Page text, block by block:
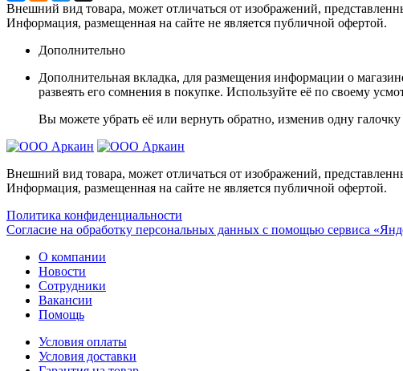
Внешний вид товара, может отличаться от изображений,
Информация, размещенная на сайте не является публичной офертой.
Дополнительно
Дополнительная вкладка, для размещения информации о
развеять его сомнения в покупке. Используйте её по своему
Вы можете убрать её или вернуть обратно, изменив одну
Внешний вид товара, может отличаться от изображений,
Информация, размещенная на сайте не является публичной офертой.
Политика конфиденциальности
Согласие на обработку персональных данных с помощью сервиса
О компании
Новости
Сотрудники
Вакансии
Помощь
Условия оплаты
Условия доставки